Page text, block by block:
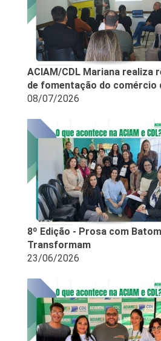
ACIAM/CDL Mariana realiza
de fomentação do comércio
08/07/2026
8º Edição - Prosa com
Transformam
23/06/2026